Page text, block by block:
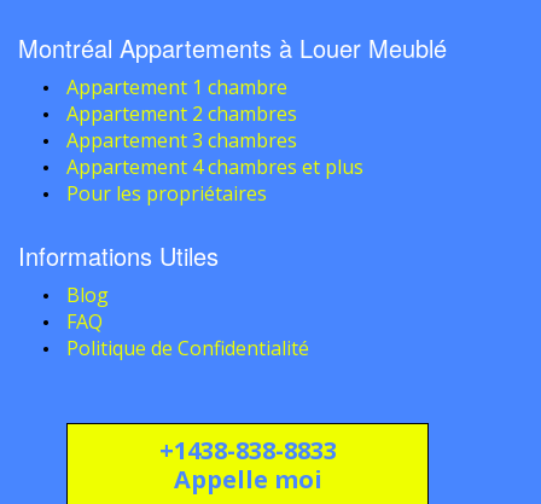
Montréal Appartements à Louer Meublé
Appartement 1 chambre
Appartement 2 chambres
Appartement 3 chambres
Appartement 4 chambres et plus
Pour les propriétaires
Informations Utiles
Blog
FAQ
Politique de Confidentialité
+1438-838-8833
Appelle moi